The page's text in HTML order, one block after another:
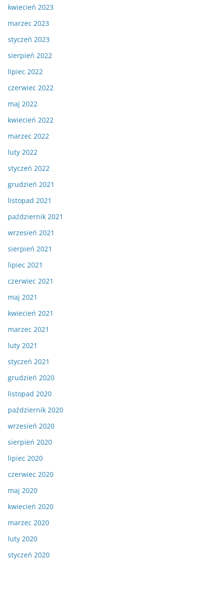
kwiecień 2023
marzec 2023
styczeń 2023
sierpień 2022
lipiec 2022
czerwiec 2022
maj 2022
kwiecień 2022
marzec 2022
luty 2022
styczeń 2022
grudzień 2021
listopad 2021
październik 2021
wrzesień 2021
sierpień 2021
lipiec 2021
czerwiec 2021
maj 2021
kwiecień 2021
marzec 2021
luty 2021
styczeń 2021
grudzień 2020
listopad 2020
październik 2020
wrzesień 2020
sierpień 2020
lipiec 2020
czerwiec 2020
maj 2020
kwiecień 2020
marzec 2020
luty 2020
styczeń 2020